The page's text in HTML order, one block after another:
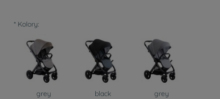
* Kolory:
grey black grey